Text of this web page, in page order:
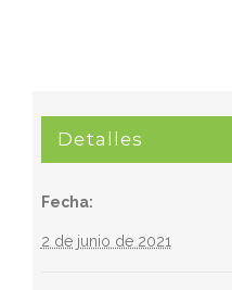
Detalles
Fecha:
2 de junio de 2021